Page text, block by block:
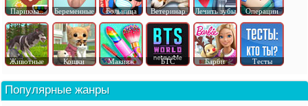
Парикма.. Беременные Больница Ветеринар Лечить зубы Операции
Животные Кошки Макияж БТС Барби Тесты
Популярные жанры